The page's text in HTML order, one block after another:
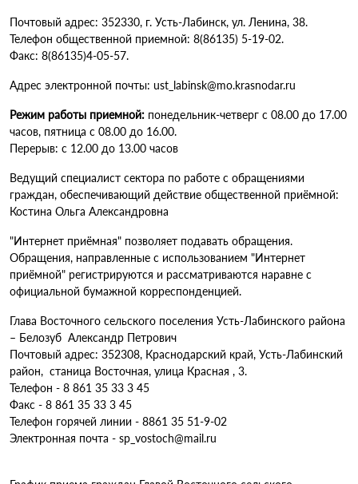
Почтовый адрес: 352330, г. Усть-Лабинск, ул. Ленина, 38.
Телефон общественной приемной: 8(86135) 5-19-02.
Факс: 8(86135)4-05-57.
Адрес электронной почты: ust_labinsk@mo.krasnodar.ru
Режим работы приемной: понедельник-четверг с 08.00 до 17.00
часов, пятница с 08.00 до 16.00.
Перерыв: с 12.00 до 13.00 часов
Ведущий специалист сектора по работе с обращениями
граждан, обеспечивающий действие общественной приёмной:
Костина Ольга Александровна
"Интернет приёмная" позволяет подавать обращения.
Обращения, направленные с использованием "Интернет
приёмной" регистрируются и рассматриваются наравне с
официальной бумажной корреспонденцией.
Глава Восточного сельского поселения Усть-Лабинского района
– Белозуб Александр Петрович
Почтовый адрес: 352308, Краснодарский край, Усть-Лабинский
район, станица Восточная, улица Красная , 3.
Телефон - 8 861 35 33 3 45
Факс - 8 861 35 33 3 45
Телефон горячей линии - 8861 35 51-9-02
Электронная почта - sp_vostoch@mail.ru